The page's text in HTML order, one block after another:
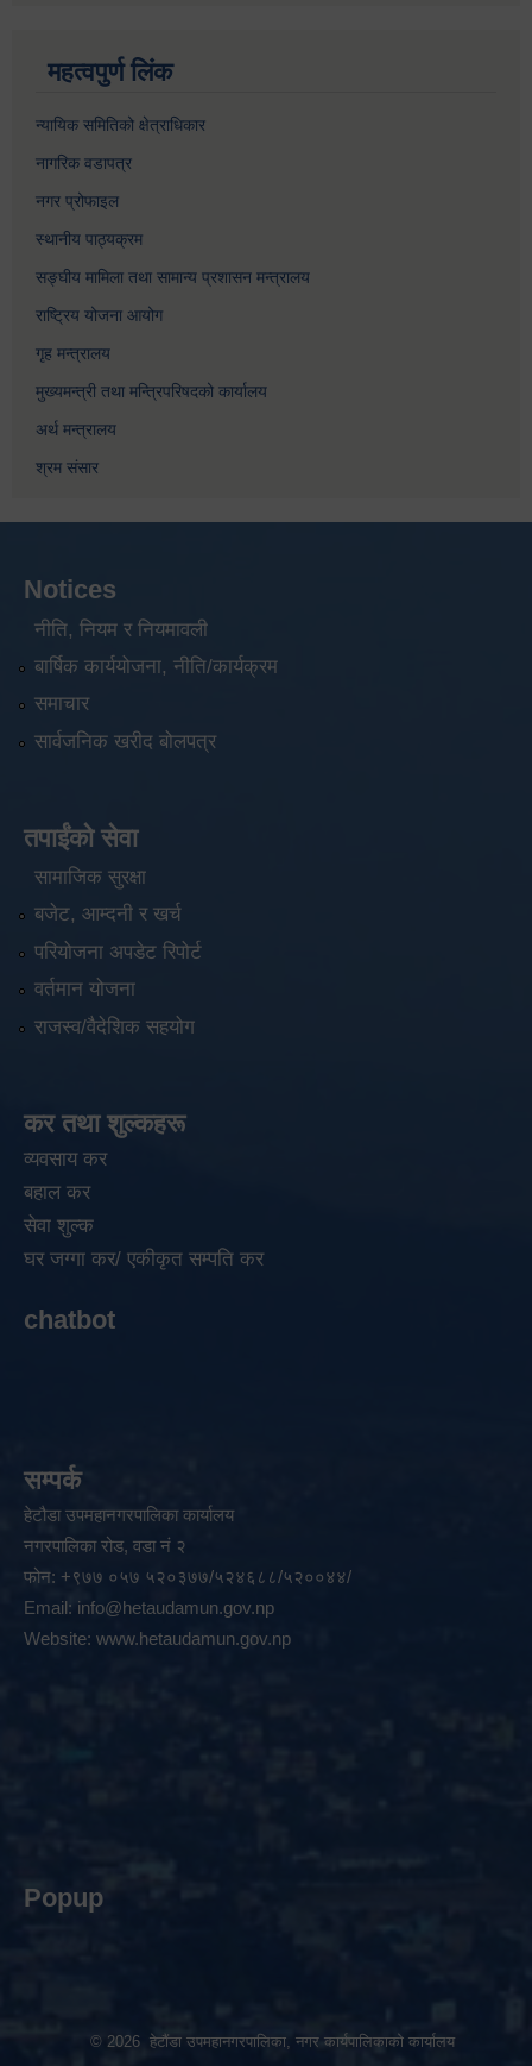
महत्वपुर्ण लिंक
न्यायिक समितिको क्षेत्राधिकार
नागरिक वडापत्र
नगर प्रोफाइल
स्थानीय पाठ्यक्रम
सङ्घीय मामिला तथा सामान्य प्रशासन मन्त्रालय
राष्ट्रिय योजना आयोग
गृह मन्त्रालय
मुख्यमन्त्री तथा मन्त्रिपरिषदको कार्यालय
अर्थ मन्त्रालय
श्रम संसार
Notices
नीति, नियम र नियमावली
बार्षिक कार्ययोजना, नीति/कार्यक्रम
समाचार
सार्वजनिक खरीद बोलपत्र
तपाईंको सेवा
सामाजिक सुरक्षा
बजेट, आम्दनी र खर्च
परियोजना अपडेट रिपोर्ट
वर्तमान योजना
राजस्व/वैदेशिक सहयोग
कर तथा शुल्कहरू
व्यवसाय कर
बहाल कर
सेवा शुल्क
घर जग्गा कर/ एकीकृत सम्पति कर
chatbot
सम्पर्क
हेटौडा उपमहानगरपालिका कार्यालय
नगरपालिका रोड, वडा नं २
फोन: +९७७ ०५७ ५२०३७७/५२४६८८/५२००४४/
Email: info@hetaudamun.gov.np
Website: www.hetaudamun.gov.np
Popup
© 2026 हेटौंडा उपमहानगरपालिका, नगर कार्यपालिकाको कार्यालय